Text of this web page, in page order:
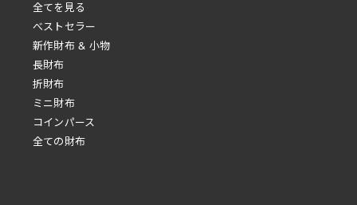
全てを見る
べストセラー
新作財布 & 小物
長財布
折財布
ミニ財布
コインパース
全ての財布